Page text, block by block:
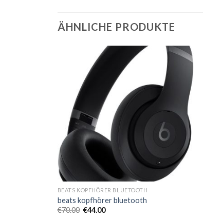
ÄHNLICHE PRODUKTE
BEATS KOPFHÖRER BLUETOOTH
beats kopfhörer bluetooth
€70.00 €44.00